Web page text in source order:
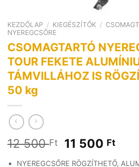
KEZDŐLAP / KIEGÉSZÍTŐK /
NYEREGCSŐRE
CSOMAGTARTÓ
TOUR FEKETE
TÁMVILLÁHOZ IS
50 kg
12 500Ft
Original
11 500 Ft
NYEREGCSŐRE RÖGZÍTHETŐ,